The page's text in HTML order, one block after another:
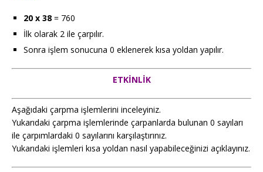
20 x 38 = 760
İlk olarak 2 ile çarpılır.
Sonra işlem sonucuna 0 eklenerek kısa yoldan yapılır.
ETKİNLİK
Aşağıdaki çarpma işlemlerini inceleyiniz.
Yukarıdaki çarpma işlemlerinde çarpanlarda bulunan 0 sayıları
ile çarpımlardaki 0 sayılarını karşılaştırınız.
Yukarıdaki işlemleri kısa yoldan nasıl yapabileceğinizi açıklayınız.